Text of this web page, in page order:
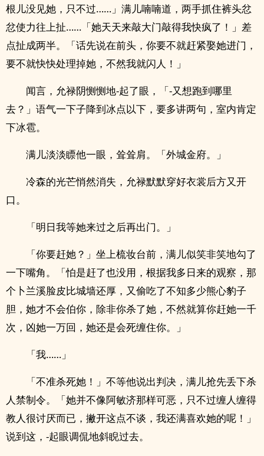
根儿没见她，只不过……」满儿喃喃道，两手抓住裤头忿
忿使力往上扯……「她天天来敲大门敲得我快疯了！」差
点扯成两半。「话先说在前头，你要不就赶紧娶她进门，
要不就快快处理掉她，不然我就闪人！」
闻言，允禄阴恻恻地-起了眼，「-又想跑到哪里
去？」语气一下子降到冰点以下，要多讲两句，室内肯定
下冰雹。
满儿淡淡瞟他一眼，耸耸肩。「外城金府。」
冷森的光芒悄然消失，允禄默默穿好衣裳后方又开
口。
「明日我等她来过之后再出门。」
「你要赶她？」坐上梳妆台前，满儿似笑非笑地勾了
一下嘴角。「怕是赶了也没用，根据我多日来的观察，那
个卜兰溪脸皮比城墙还厚，又偷吃了不知多少熊心豹子
胆，她才不会伯你，除非你杀了她，不然就算你赶她一千
次，凶她一万回，她还是会死缠住你。」
「我……」
「不准杀死她！」不等他说出判决，满儿抢先丢下杀
人禁制令。「她并不像阿敏济那样可恶，只不过缠人缠得
教人很讨厌而已，撇开这点不谈，我还满喜欢她的呢！」
说到这，-起眼调侃地斜睨过去。